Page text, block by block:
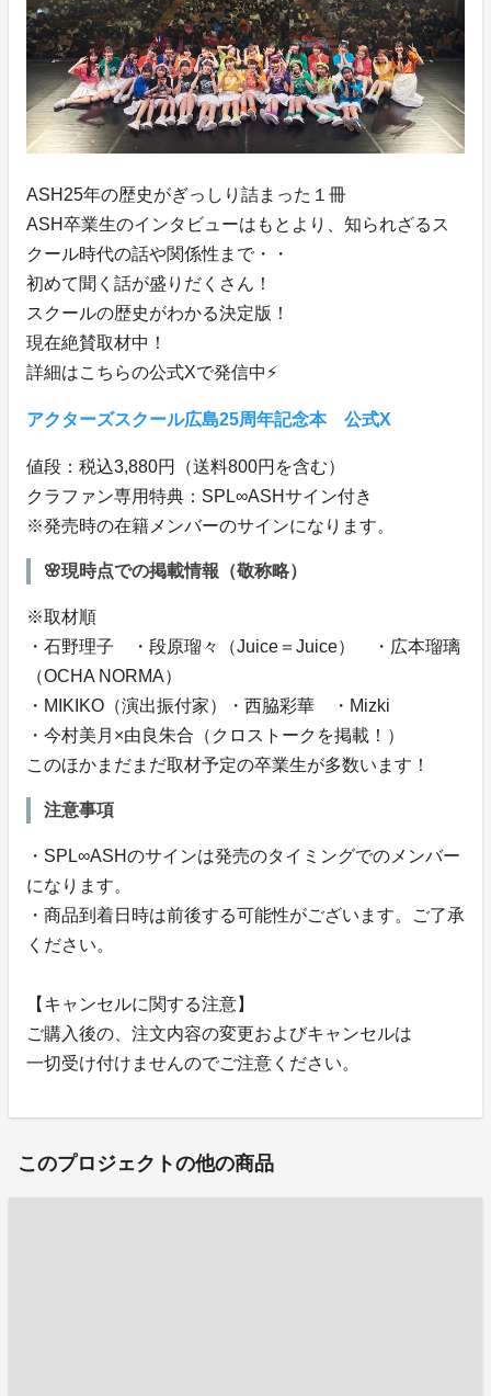
ASH25年の歴史がぎっしり詰まった１冊
ASH卒業生のインタビューはもとより、知られざるス
クール時代の話や関係性まで・・
初めて聞く話が盛りだくさん！
スクールの歴史がわかる決定版！
現在絶賛取材中！
詳細はこちらの公式Xで発信中⚡
アクターズスクール広島25周年記念本 公式X
値段：税込3,880円（送料800円を含む）
クラファン専用特典：SPL∞ASHサイン付き
※発売時の在籍メンバーのサインになります。
🌸現時点での掲載情報（敬称略）
※取材順
・石野理子 ・段原瑠々（Juice＝Juice） ・広本瑠璃
（OCHA NORMA）
・MIKIKO（演出振付家）・西脇彩華 ・Mizki
・今村美月×由良朱合（クロストークを掲載！）
このほかまだまだ取材予定の卒業生が多数います！
注意事項
・SPL∞ASHのサインは発売のタイミングでのメンバー
になります。
・商品到着日時は前後する可能性がございます。ご了承
ください。
【キャンセルに関する注意】
ご購入後の、注文内容の変更およびキャンセルは
一切受け付けませんのでご注意ください。
このプロジェクトの他の商品